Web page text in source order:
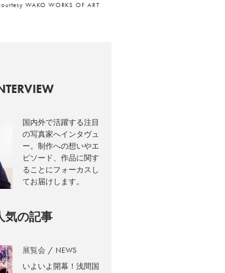
WAKO WORKS OF ART
国内外で活躍する注目
の写真家へインタヴュ
ー。制作への想いやエ
ピソード、作品に関す
ることにフォーカスし
てお届けします。
気の記事
展覧会 NEWS
いよいよ開幕！浅間国